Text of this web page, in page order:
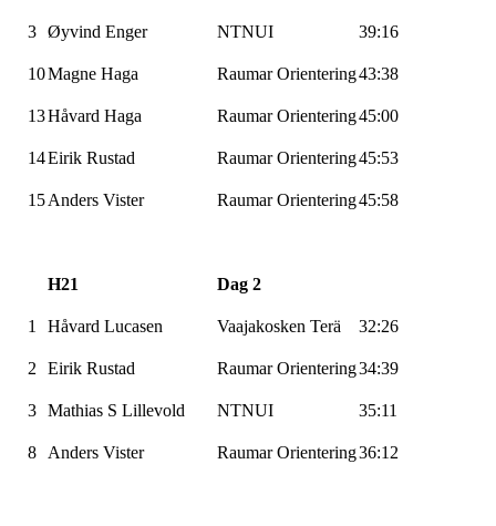
3 Øyvind Enger NTNUI 39:16
10Magne Haga RaumarOrientering43:38
13Håvard Haga RaumarOrientering45:00
14Eirik Rustad RaumarOrientering45:53
15Anders Vister RaumarOrientering45:58
H21 Dag 2
1 Håvard Lucasen Vaajakosken Terä 32:26
2 Eirik Rustad RaumarOrientering34:39
3 Mathias S Lillevold NTNUI 35:11
8 Anders Vister RaumarOrientering36:12